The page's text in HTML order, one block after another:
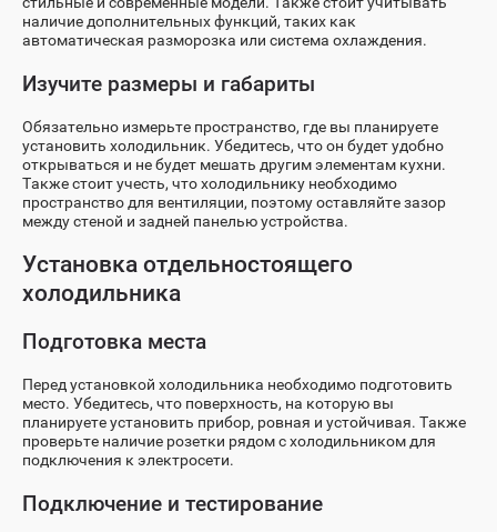
наличие дополнительных функций, таких как
автоматическая разморозка или система охлаждения.
Изучите размеры и габариты
Обязательно измерьте пространство, где вы планируете
установить холодильник. Убедитесь, что он будет удобно
открываться и не будет мешать другим элементам кухни.
Также стоит учесть, что холодильнику необходимо
пространство для вентиляции, поэтому оставляйте зазор
между стеной и задней панелью устройства.
Установка отдельностоящего
холодильника
Подготовка места
Перед установкой холодильника необходимо подготовить
место. Убедитесь, что поверхность, на которую вы
планируете установить прибор, ровная и устойчивая. Также
проверьте наличие розетки рядом с холодильником для
подключения к электросети.
Подключение и тестирование